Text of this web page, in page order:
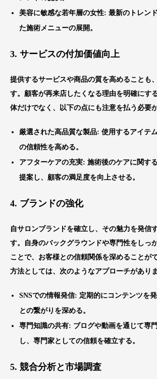
美容に敏感な若年層の女性: 最新のトレン
た施術メニューの展開。
3. サービスの付加価値向上
提供するサービスや商品の質を高めることも
す。顧客が再来店したくなる理由を明確にす
体だけでなく、以下の点にも注意を払う必要
厳選された高品質な製品: 使用するアイテ
の信頼性を高める。
アフターケアの充実: 施術後のケアに関す
提案し、顧客の満足度を向上させる。
4. ブランドの強化
自サロンブランドを確立し、その魅力を発信
す。自身のバックグラウンドや専門性をしっ
ことで、お客様との信頼関係を深めることが
方法としては、次のようなアプローチがありま
SNSでの情報発信: 定期的にコンテンツを
との繋がりを深める。
専門知識の共有: ブログや動画を通じて専
し、専門家としての信頼を確立する。
5. 競合分析と市場調査